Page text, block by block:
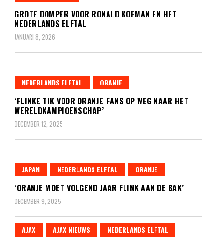
GROTE DOMPER VOOR RONALD KOEMAN EN HET
NEDERLANDS ELFTAL
JANUARI 8, 2026
NEDERLANDS ELFTAL ORANJE
‘FLINKE TIK VOOR ORANJE-FANS OP WEG NAAR HET
WERELDKAMPIOENSCHAP’
DECEMBER 12, 2025
JAPAN NEDERLANDS ELFTAL ORANJE
‘ORANJE MOET VOLGEND JAAR FLINK AAN DE BAK’
DECEMBER 9, 2025
AJAX AJAX NIEUWS
NEDERLANDS ELFTAL